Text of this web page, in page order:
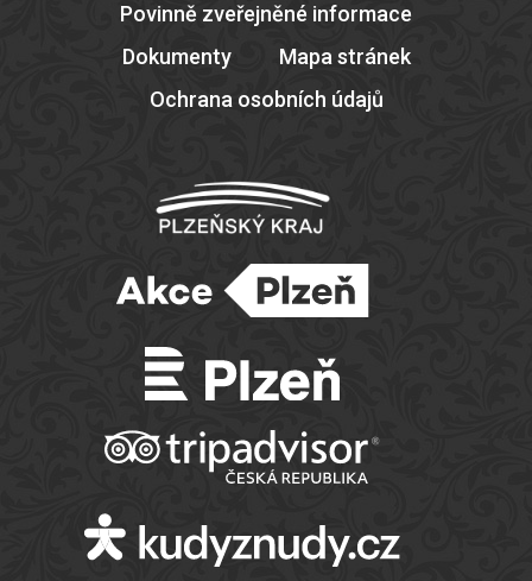
Povinně zveřejněné informace
Dokumenty
Mapa stránek
Ochrana osobních údajů